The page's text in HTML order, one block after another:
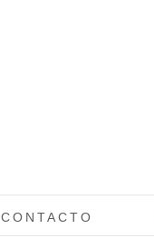
CONTACTO